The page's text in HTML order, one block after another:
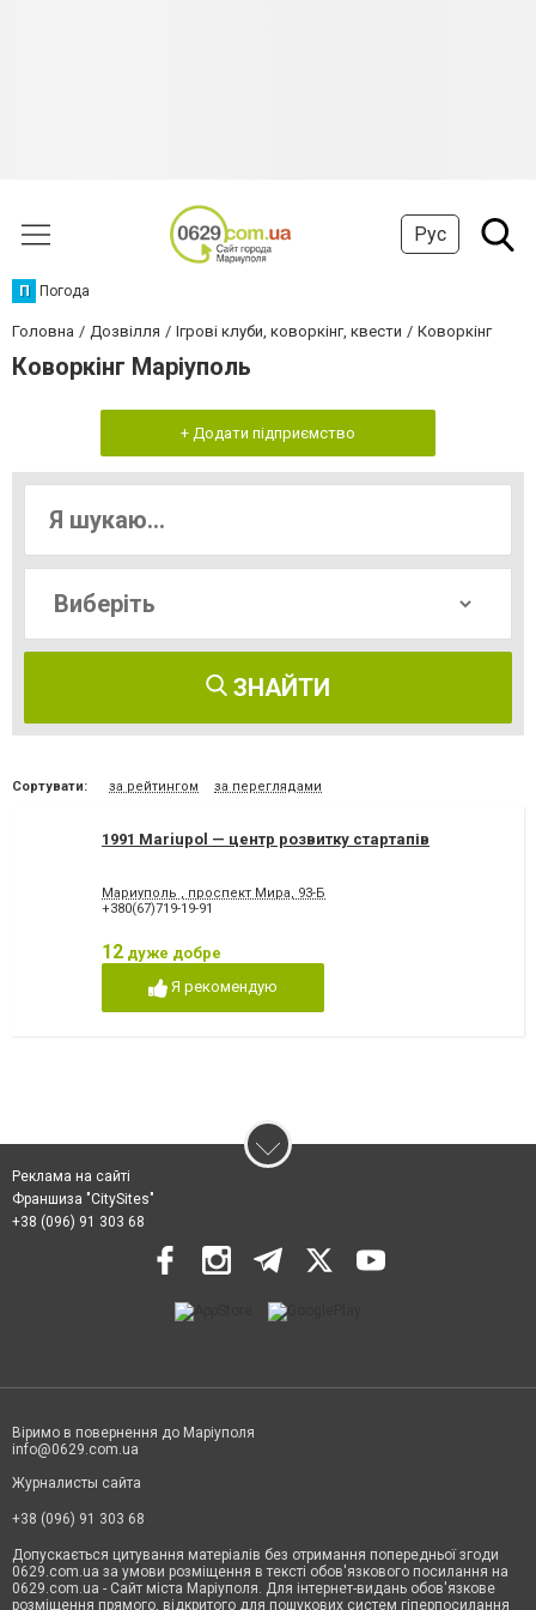
Рус
П Погода
Головна Дозвілля Ігрові клуби, коворкінг, квести Коворкінг
Коворкінг Маріуполь
+ Додати підприємство
ЗНАЙТИ
Сортувати: за рейтингом за переглядами
1991 Mariupol — центр розвитку стартапів
Мариуполь , проспект Мира, 93-Б
+380(67)719-19-91
12 дуже добре
Я рекомендую
Реклама на сайті
Франшиза "CitySites"
+38 (096) 91 303 68
Віримо в повернення до Маріуполя
info@0629.com.ua
Журналисты сайта
+38 (096) 91 303 68
Допускається цитування матеріалів без отримання попередньої згоди
0629.com.ua за умови розміщення в тексті обов'язкового посилання на
0629.com.ua - Сайт міста Маріуполя. Для інтернет-видань обов'язкове
розміщення прямого, відкритого для пошукових систем гіперпосилання